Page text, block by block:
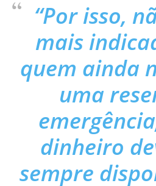
“Por isso,
mais
quem ainda
uma
dinheiro
sempre